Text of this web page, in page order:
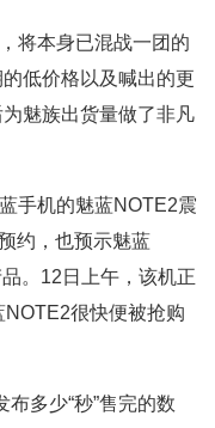
将本身已混战一团的
低价格以及喊出的更
魅族出货量做了非凡
手机的魅蓝NOTE2震
约，也预示魅蓝
。12日上午，该机正
很快便被抢购
多少“秒”售完的数